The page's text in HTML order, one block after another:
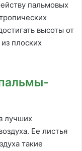
пальмовых
высоты от
плоских
лучших
Ее листья
такие